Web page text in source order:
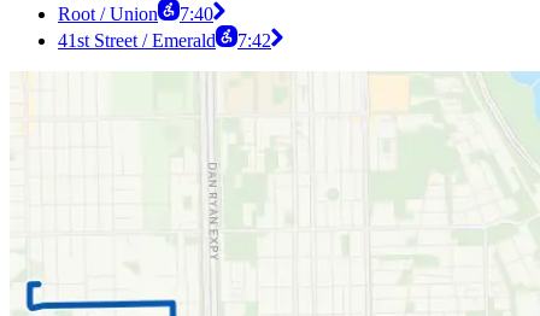
Root / Union
7:40
41st Street / Emerald
7:42